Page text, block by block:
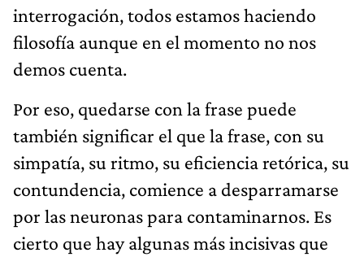
interrogación, todos estamos haciendo
filosofía aunque en el momento no nos
demos cuenta.
Por eso, quedarse con la frase puede
también significar el que la frase, con su
simpatía, su ritmo, su eficiencia retórica, su
contundencia, comience a desparramarse
por las neuronas para contaminarnos. Es
cierto que hay algunas más incisivas que